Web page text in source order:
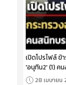
เปิดโปรไฟล์ ข้
'อนุทิน2' (1) ค
28 เมษายน